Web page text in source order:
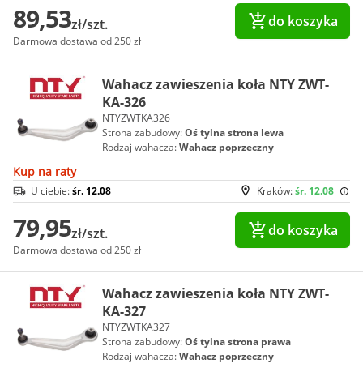
89,53zł/szt.
Darmowa dostawa od 250 zł
do koszyka
Wahacz zawieszenia koła NTY ZWT-
KA-326
NTYZWTKA326
Strona zabudowy:Oś tylna strona lewa
Rodzaj wahacza:Wahacz poprzeczny
Kup na raty
Kraków:śr. 12.08
U ciebie:śr. 12.08
79,95zł/szt.
Darmowa dostawa od 250 zł
do koszyka
Wahacz zawieszenia koła NTY ZWT-
KA-327
NTYZWTKA327
Strona zabudowy:Oś tylna strona prawa
Rodzaj wahacza:Wahacz poprzeczny